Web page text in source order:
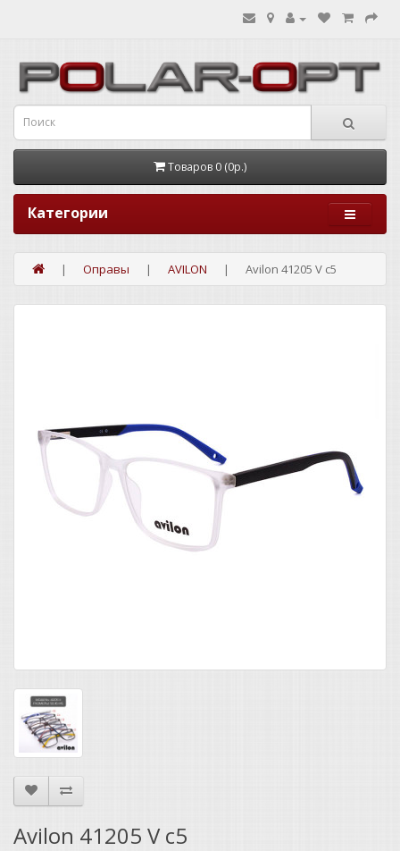
Товаров 0 (0р.)
Категории
Оправы AVILON Avilon 41205 V c5
Avilon 41205 V c5